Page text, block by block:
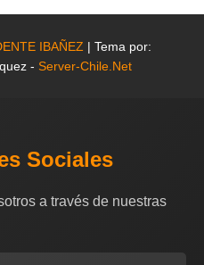
IBAÑEZ | Tema por:
- Server-Chile.Net
Sociales
a través de nuestras